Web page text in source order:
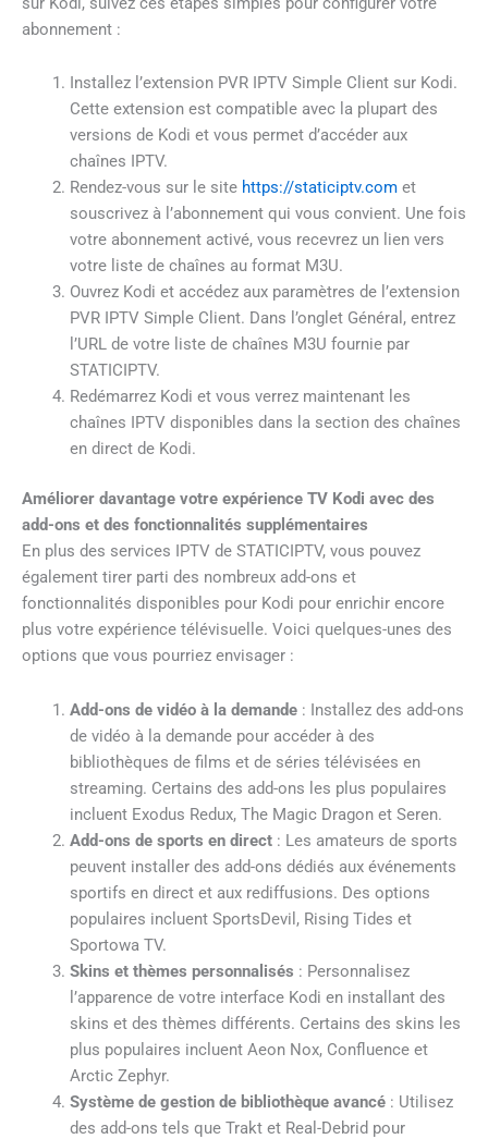
abonnement :
Installez l’extension PVR IPTV Simple Client sur Kodi.
Cette extension est compatible avec la plupart des
versions de Kodi et vous permet d’accéder aux
chaînes IPTV.
Rendez-vous sur le site https://staticiptv.comet
souscrivez à l’abonnement qui vous convient. Une fois
votre abonnement activé, vous recevrez un lien vers
votre liste de chaînes au format M3U.
Ouvrez Kodi et accédez aux paramètres de l’extension
PVR IPTV Simple Client. Dans l’onglet Général, entrez
l’URL de votre liste de chaînes M3U fournie par
STATICIPTV.
Redémarrez Kodi et vous verrez maintenant les
chaînes IPTV disponibles dans la section des chaînes
en direct de Kodi.
Améliorer davantage votre expérience TV Kodi avec des
add-ons et des fonctionnalités supplémentaires
En plus des services IPTV de STATICIPTV, vous pouvez
également tirer parti des nombreux add-ons et
fonctionnalités disponibles pour Kodi pour enrichir encore
plus votre expérience télévisuelle. Voici quelques-unes des
options que vous pourriez envisager :
Add-ons de vidéo à la demande: Installez des add-ons
de vidéo à la demande pour accéder à des
bibliothèques de films et de séries télévisées en
streaming. Certains des add-ons les plus populaires
incluent Exodus Redux, The Magic Dragon et Seren.
Add-ons de sports en direct: Les amateurs de sports
peuvent installer des add-ons dédiés aux événements
sportifs en direct et aux rediffusions. Des options
populaires incluent SportsDevil, Rising Tides et
Sportowa TV.
Skins et thèmes personnalisés : Personnalisez
l’apparence de votre interface Kodi en installant des
skins et des thèmes différents. Certains des skins les
plus populaires incluent Aeon Nox, Confluence et
Arctic Zephyr.
Système de gestion de bibliothèque avancé: Utilisez
des add-ons tels que Trakt et Real-Debrid pour